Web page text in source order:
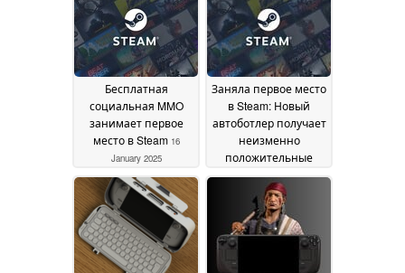
16 January 2025
Бесплатная
социальная MMO
занимает первое
место в Steam 16
January 2025
Заняла первое место
в Steam: Новый
автоботлер получает
неизменно
положительные
отзывы15 January 2025